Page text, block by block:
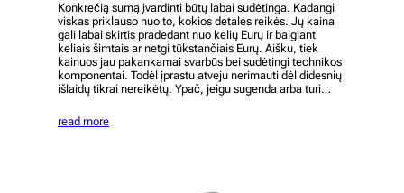
Konkrečią sumą įvardinti būtų labai sudėtinga. Kadangi
viskas priklauso nuo to, kokios detalės reikės. Jų kaina
gali labai skirtis pradedant nuo kelių Eurų ir baigiant
keliais šimtais ar netgi tūkstančiais Eurų. Aišku, tiek
kainuos jau pakankamai svarbūs bei sudėtingi technikos
komponentai. Todėl įprastu atveju nerimauti dėl didesnių
išlaidų tikrai nereikėtų. Ypač, jeigu sugenda arba turi…
read more